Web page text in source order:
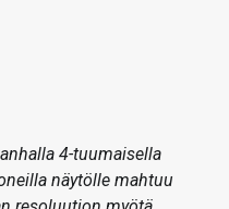
4-tuumaisella
näytölle mahtuu